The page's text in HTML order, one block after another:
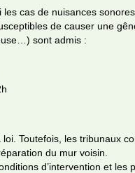
cas de nuisances
de causer une
sont admis :
Toutefois, les tribunaux
du mur voisin.
d’intervention et les